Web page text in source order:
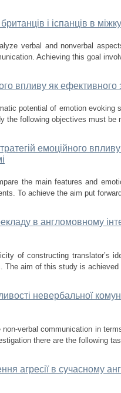
і іспанців в
verbal and nonverbal
Achieving this goal
впливу як
potential of emotion evoking
the following objectives must
емоційного
the main features and
To achieve the aim put
в англомовному
of constructing translator’s
The aim of this study is
невербальної
verbal communication in
there are the following
агресії в сучасному